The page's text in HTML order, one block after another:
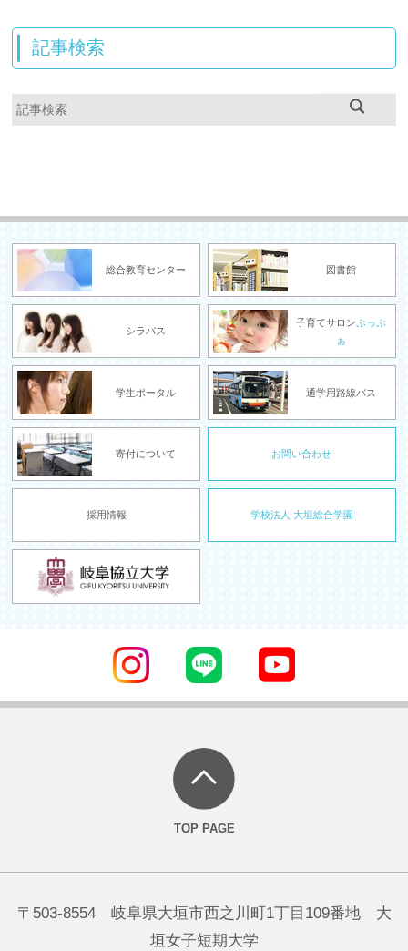
記事検索
総合教育センター 図書館
シラバス
子育てサロンぷっぷ
ぁ
学生ポータル 通学用路線バス
寄付について お問い合わせ
採用情報 学校法人 大垣総合学園
〒503-8554 岐阜県大垣市西之川町1丁目109番地 大
垣女子短期大学